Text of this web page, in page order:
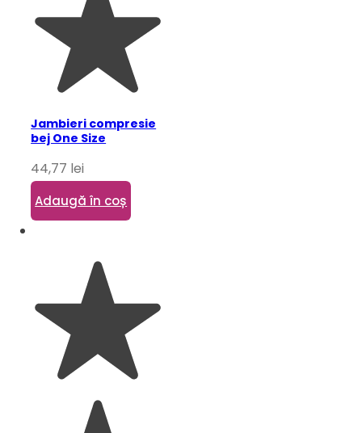
Jambieri compresie
bej One Size
44,77 lei
Adaugă în coș